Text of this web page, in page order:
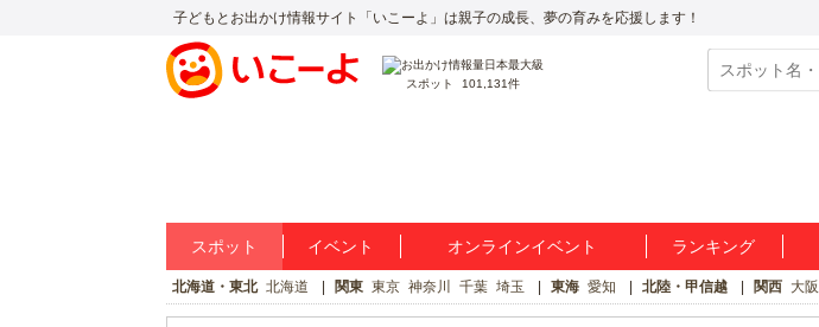
子どもとお出かけ情報サイト「いこーよ」は親子の成長、夢の育みを応援します！
スポット 101,131件
スポット イベント オンラインイベント ランキング
北海道・東北 北海道 関東 東京 神奈川 千葉 埼玉 東海 愛知 北陸・甲信越 関西 大阪